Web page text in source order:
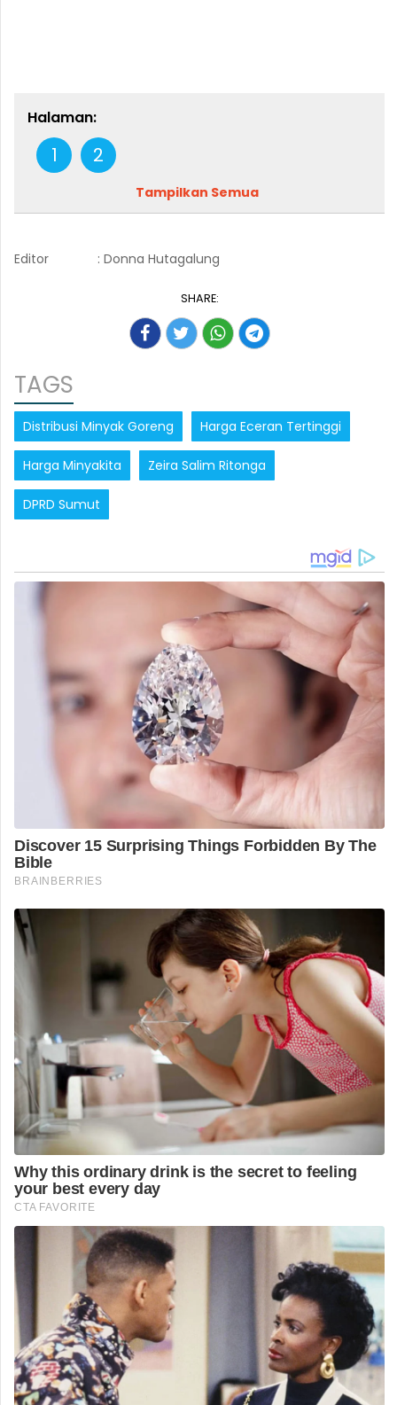
Halaman:
1 2
Tampilkan Semua
Editor : Donna Hutagalung
SHARE:
TAGS
Distribusi Minyak Goreng Harga Eceran Tertinggi
Harga Minyakita Zeira Salim Ritonga
DPRD Sumut